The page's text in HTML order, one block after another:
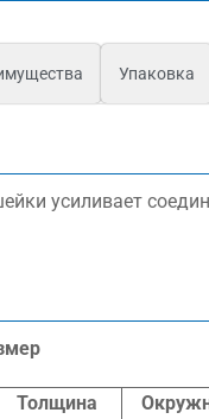
Упаковка
усиливает
Толщина